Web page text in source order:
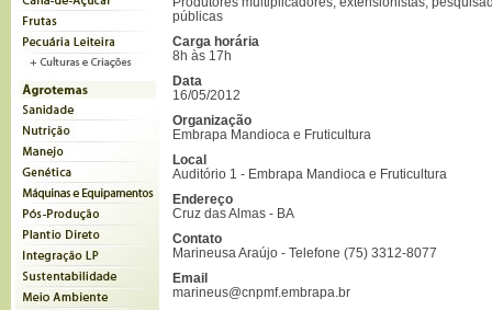
públicas
Carga horária
8h às 17h
Data
16/05/2012
Organização
Embrapa Mandioca e Fruticultura
Local
Auditório 1 - Embrapa Mandioca e Fruticultura
Endereço
Cruz das Almas - BA
Contato
Marineusa Araújo - Telefone (75) 3312-8077
Email
marineus@cnpmf.embrapa.br